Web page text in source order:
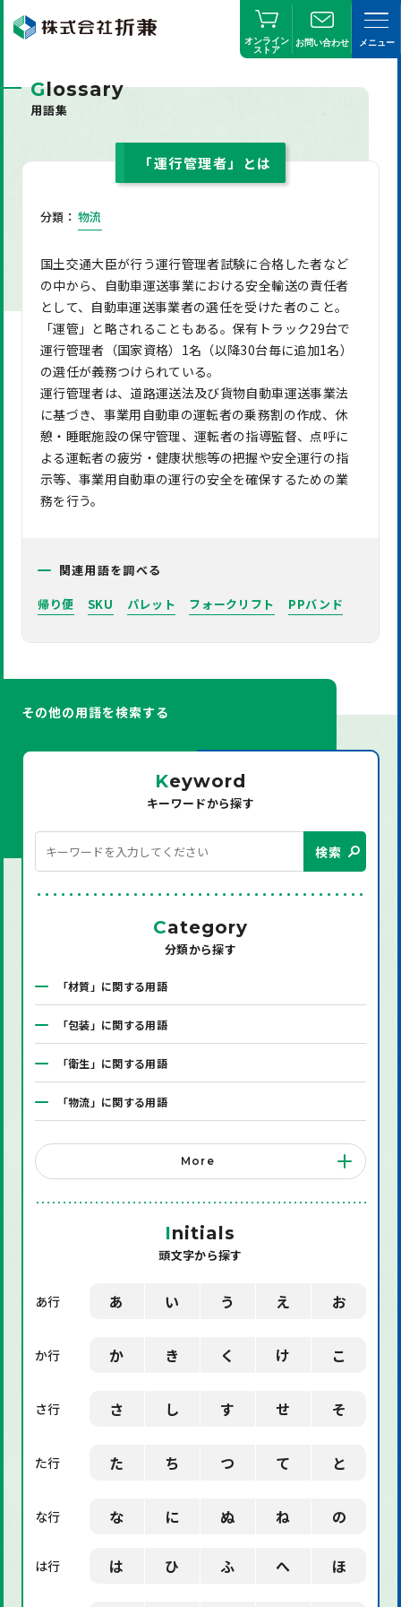
オンライン
ストア
お問い合わせ メニュー
Glossary
用語集
「運行管理者」とは
分類： 物流
国土交通大臣が行う運行管理者試験に合格した者など
の中から、自動車運送事業における安全輸送の責任者
として、自動車運送事業者の選任を受けた者のこと。
「運管」と略されることもある。保有トラック29台で
運行管理者（国家資格）1名（以降30台毎に追加1名）
の選任が義務つけられている。
運行管理者は、道路運送法及び貨物自動車運送事業法
に基づき、事業用自動車の運転者の乗務割の作成、休
憩・睡眠施設の保守管理、運転者の指導監督、点呼に
よる運転者の疲労・健康状態等の把握や安全運行の指
示等、事業用自動車の運行の安全を確保するための業
務を行う。
関連用語を調べる
帰り便
SKU パレット フォークリフト PPバンド
その他の用語を検索する
Keyword
キーワードから探す
検索
Category
分類から探す
「材質」に関する用語
「包装」に関する用語
「衛生」に関する用語
「物流」に関する用語
「システム」に関する用語
「店舗備品」に関する用語
「環境」に関する用語
「業界用語」に関する用語
More
Initials
頭文字から探す
あ行 あ い う え お
か行 か き く け こ
さ行 さ し す せ そ
た行 た ち つ て と
な行 な に ぬ ね の
は行 は ひ ふ へ ほ